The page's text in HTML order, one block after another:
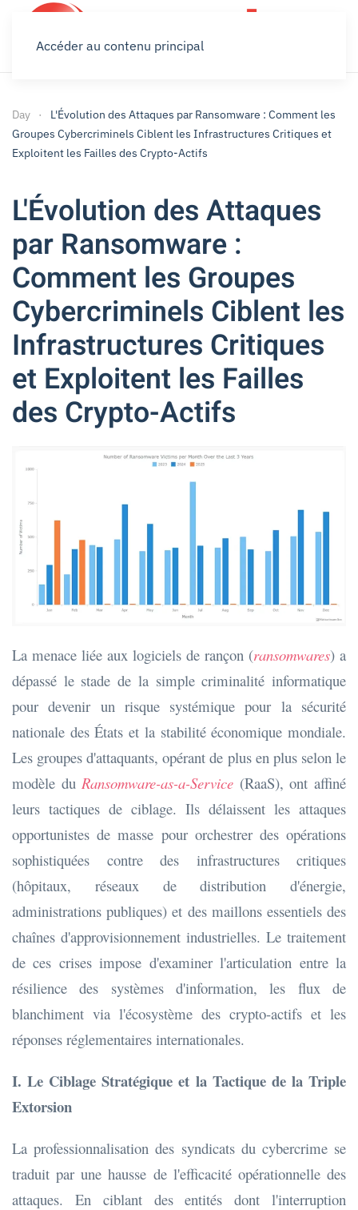
Accéder au contenu principal
Day
L'Évolution des Attaques par Ransomware : Comment les
Groupes Cybercriminels Ciblent les Infrastructures Critiques et
Exploitent les Failles des Crypto-Actifs
L'Évolution des Attaques
par Ransomware :
Comment les Groupes
Cybercriminels Ciblent les
Infrastructures Critiques
et Exploitent les Failles
des Crypto-Actifs
La menace liée aux logiciels de rançon (ransomwares) a
dépassé le stade de la simple criminalité informatique
pour devenir un risque systémique pour la sécurité
nationale des États et la stabilité économique mondiale.
Les groupes d'attaquants, opérant de plus en plus selon le
modèle du Ransomware-as-a-Service (RaaS), ont affiné
leurs tactiques de ciblage. Ils délaissent les attaques
opportunistes de masse pour orchestrer des opérations
sophistiquées contre des infrastructures critiques
(hôpitaux, réseaux de distribution d'énergie,
administrations publiques) et des maillons essentiels des
chaînes d'approvisionnement industrielles. Le traitement
de ces crises impose d'examiner l'articulation entre la
résilience des systèmes d'information, les flux de
blanchiment via l'écosystème des crypto-actifs et les
réponses réglementaires internationales.
I. Le Ciblage Stratégique et la Tactique de la Triple
Extorsion
La professionnalisation des syndicats du cybercrime se
traduit par une hausse de l'efficacité opérationnelle des
attaques. En ciblant des entités dont l'interruption